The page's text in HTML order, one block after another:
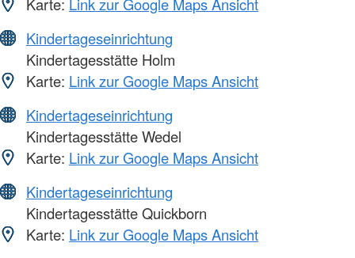
Karte: Link zur Google Maps Ansicht
Kindertageseinrichtung
Kindertagesstätte Holm
Karte: Link zur Google Maps Ansicht
Kindertageseinrichtung
Kindertagesstätte Wedel
Karte: Link zur Google Maps Ansicht
Kindertageseinrichtung
Kindertagesstätte Quickborn
Karte: Link zur Google Maps Ansicht